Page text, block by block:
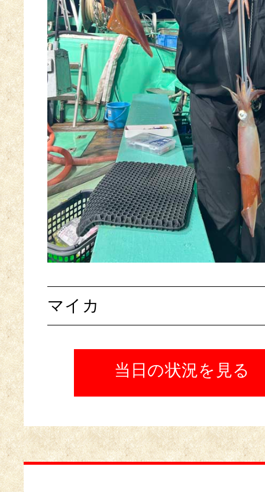
マイカ
当日の状況を見る